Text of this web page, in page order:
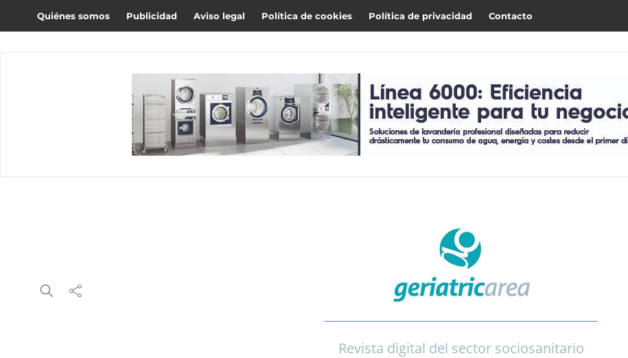
Quiénes somos Publicidad Aviso legal Política de cookies Política de privacidad Contacto
Revista digital del sector sociosanitario